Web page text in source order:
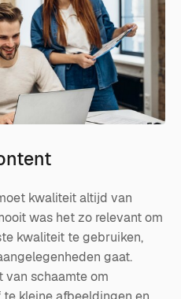
kwaliteit altijd van
was het zo relevant om
kwaliteit te gebruiken,
gaat.
van schaamte om